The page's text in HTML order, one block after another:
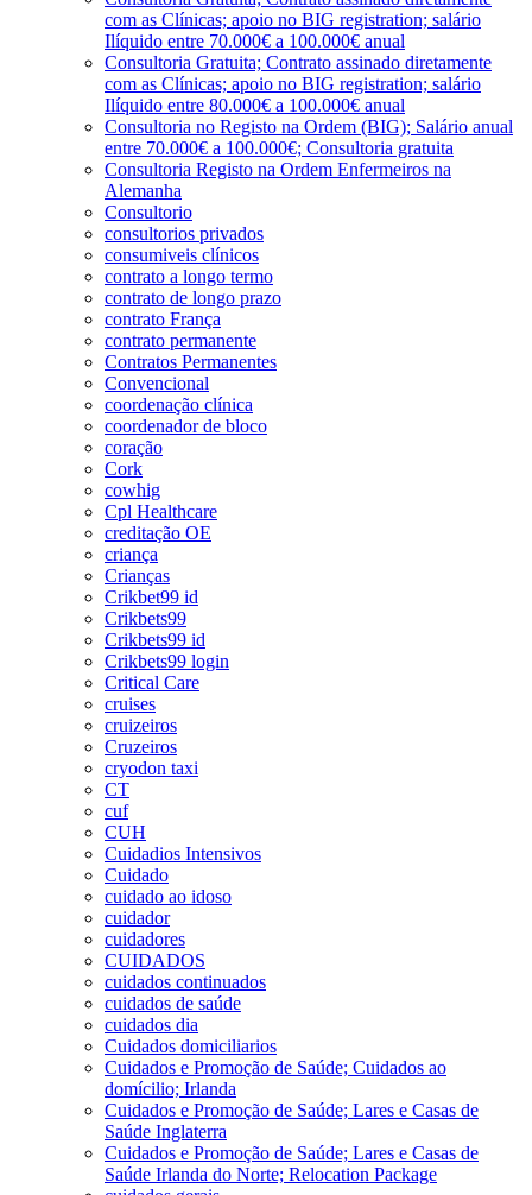
com as Clínicas; apoio no BIG registration; salário
Ilíquido entre 70.000€ a 100.000€ anual
Consultoria Gratuita; Contrato assinado diretamente
com as Clínicas; apoio no BIG registration; salário
Ilíquido entre 80.000€ a 100.000€ anual
Consultoria no Registo na Ordem (BIG); Salário anual
entre 70.000€ a 100.000€; Consultoria gratuita
Consultoria Registo na Ordem Enfermeiros na
Alemanha
Consultorio
consultorios privados
consumiveis clínicos
contrato a longo termo
contrato de longo prazo
contrato França
contrato permanente
Contratos Permanentes
Convencional
coordenação clínica
coordenador de bloco
coração
Cork
cowhig
Cpl Healthcare
creditação OE
criança
Crianças
Crikbet99 id
Crikbets99
Crikbets99 id
Crikbets99 login
Critical Care
cruises
cruizeiros
Cruzeiros
cryodon taxi
CT
cuf
CUH
Cuidadios Intensivos
Cuidado
cuidado ao idoso
cuidador
cuidadores
CUIDADOS
cuidados continuados
cuidados de saúde
cuidados dia
Cuidados domiciliarios
Cuidados e Promoção de Saúde; Cuidados ao
domícilio; Irlanda
Cuidados e Promoção de Saúde; Lares e Casas de
Saúde Inglaterra
Cuidados e Promoção de Saúde; Lares e Casas de
Saúde Irlanda do Norte; Relocation Package